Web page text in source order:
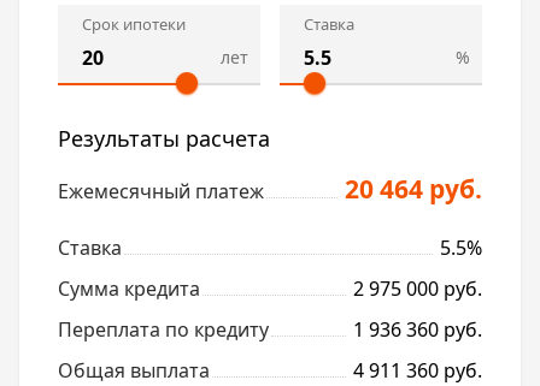
Срок ипотеки
лет
Ставка
%
Результаты расчета
Ежемесячный платеж 20 464 руб.
Ставка
5.5%
Сумма кредита
2 975 000 руб.
Переплата по кредиту
1 936 360 руб.
Общая выплата
4 911 360 руб.